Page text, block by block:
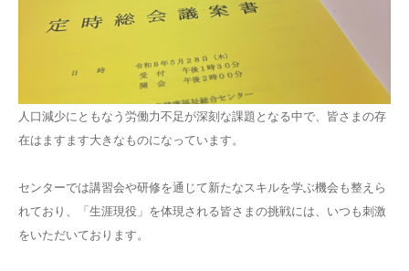
人口減少にともなう労働力不足が深刻な課題となる中で、皆さまの存
在はますます大きなものになっています。
センターでは講習会や研修を通じて新たなスキルを学ぶ機会も整えら
れており、「生涯現役」を体現される皆さまの挑戦には、いつも刺激
をいただいております。